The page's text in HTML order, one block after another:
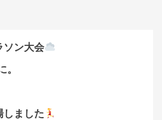
ソン大会
しました